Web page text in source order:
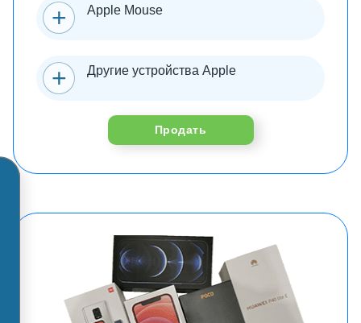
Apple Mouse
Другие устройства Apple
Продать